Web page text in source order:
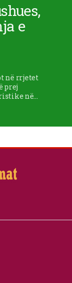
e
në rrjetet
prej
në…